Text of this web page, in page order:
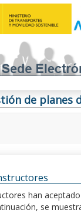
de planes
han
se